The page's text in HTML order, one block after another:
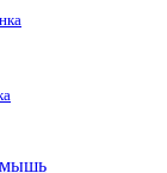
мышь